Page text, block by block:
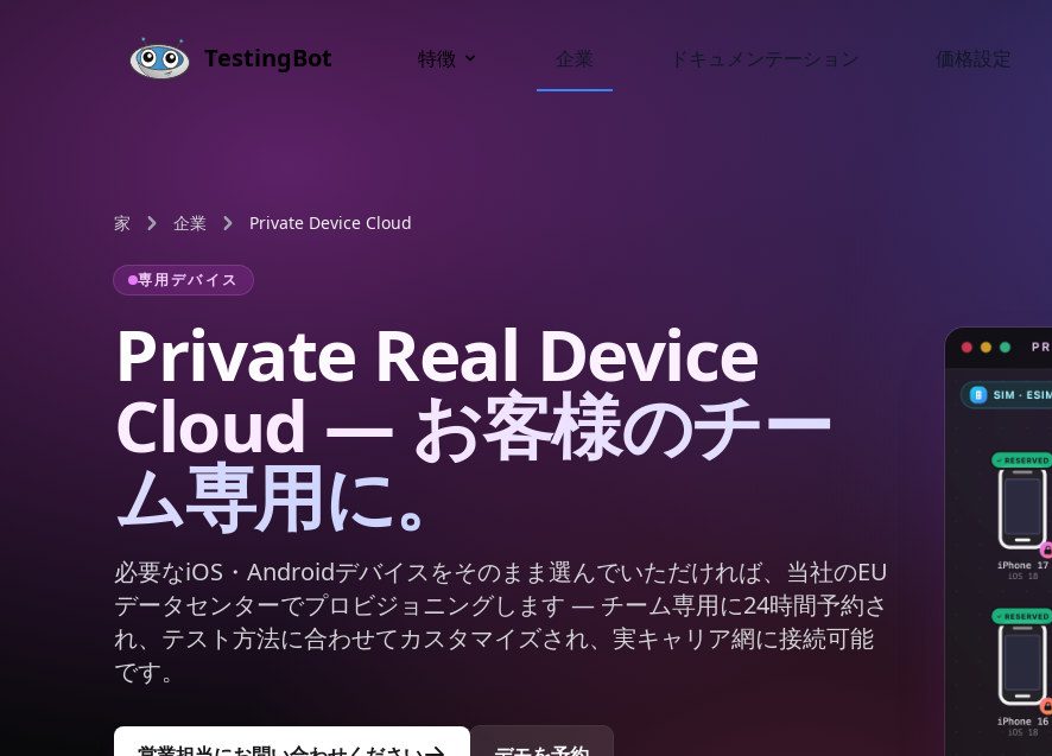
TestingBot 特徴 企業 ドキュメンテーション 価格設定
家 企業 Private Device Cloud
専用デバイス
Private Real Device
Cloud — お客様のチー
ム専用に。
必要なiOS・Androidデバイスをそのまま選んでいただければ、当社のEU
データセンターでプロビジョニングします — チーム専用に24時間予約さ
れ、テスト方法に合わせてカスタマイズされ、実キャリア網に接続可能
です。